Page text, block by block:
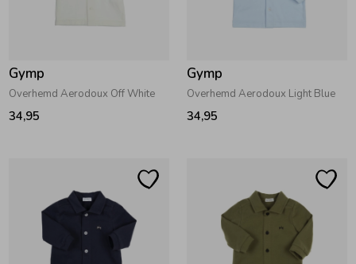
Zwemkleding
Jassen
Colberts & Gilets
Zwemkleding
Jassen
Jurken
Cadeaubonnen
Haaraccessoires
Verzorgingsproducten
Winterjassen
Zomerjassen
Zwemvesten & Zwembandjes
Winterjassen
Zomerjassen
Gymp
Overhemd Aerodoux Off White
34,95
Gymp
Overhemd Aerodoux Light Blue
34,95